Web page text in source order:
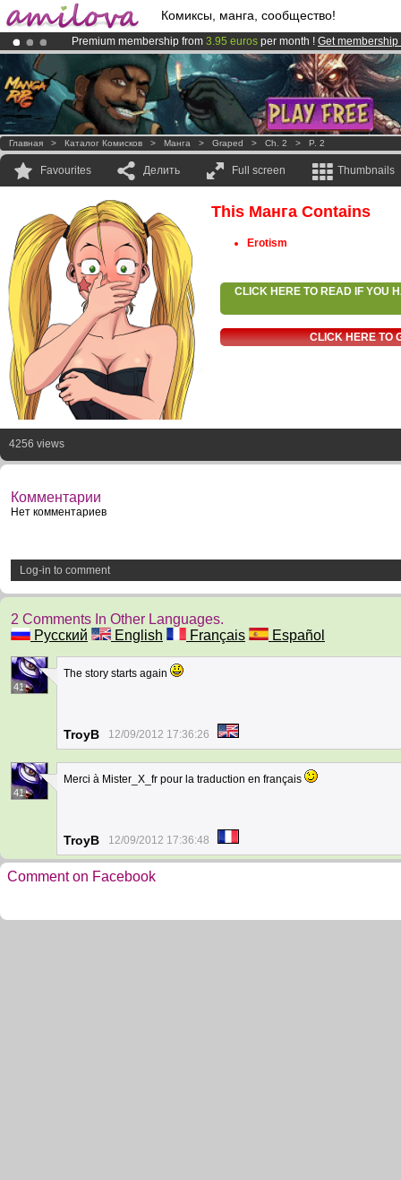
Комиксы, манга, сообщество!
Premium membership from 3.95 euros per month ! Get membership
Already 100000membersand 1000comics & mangas!.
AmilovaKickstarter is now LIVE!.
Главная > Каталог Комисков > Манга > Graped > Ch. 2 > P. 2
Favourites Делить Full screen Thumbnails
This Манга Contains
Erotism
CLICK HERE TO READ IF YOU
CLICK HERE TO
4256 views
Комментарии
Нет комментариев
Log-in to comment
2 Comments In Other Languages.
Русский
English Français Español
41
The story starts again
TroyB 12/09/2012 17:36:26
41
Merci à Mister_X_fr pour la traduction en français
TroyB 12/09/2012 17:36:48
Comment on Facebook